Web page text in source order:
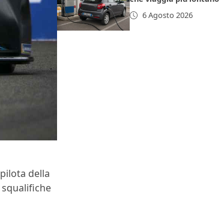
della
squalifiche
6 Agosto 2026